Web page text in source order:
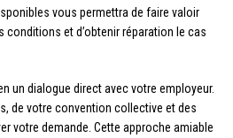
vous permettra de faire valoir
et d’obtenir réparation le cas
un dialogue direct avec votre employeur.
de votre convention collective et des
votre demande. Cette approche amiable